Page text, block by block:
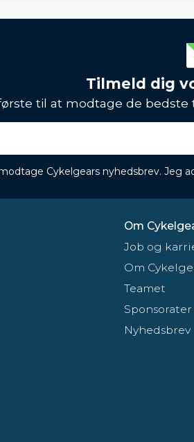
Tilmeld dig
til at modtage de bedste
Cykelgears nyhedsbrev. Jeg
Om
Job og
Om
Teamet
Nyhedsbrev